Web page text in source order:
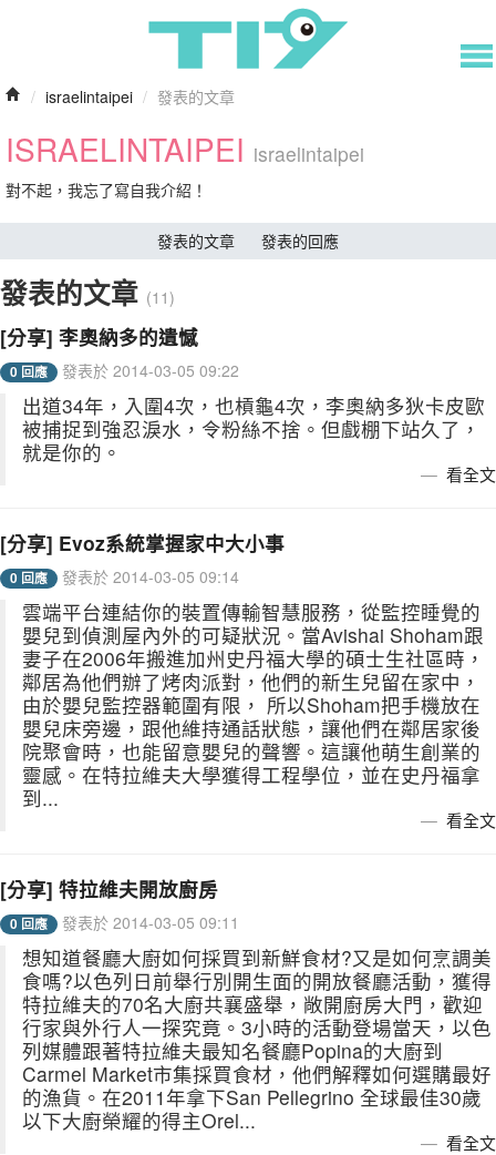
/ israelintaipei / 發表的文章
ISRAELINTAIPEI israelintaipei
對不起，我忘了寫自我介紹！
發表的文章 發表的回應
發表的文章 (11)
[分享] 李奧納多的遺憾
0 回應 發表於 2014-03-05 09:22
出道34年，入圍4次，也槓龜4次，李奧納多狄卡皮歐
被捕捉到強忍淚水，令粉絲不捨。但戲棚下站久了，
就是你的。
看全文
[分享] Evoz系統掌握家中大小事
0 回應 發表於 2014-03-05 09:14
雲端平台連結你的裝置傳輸智慧服務，從監控睡覺的
嬰兒到偵測屋內外的可疑狀況。當Avishai Shoham跟
妻子在2006年搬進加州史丹福大學的碩士生社區時，
鄰居為他們辦了烤肉派對，他們的新生兒留在家中，
由於嬰兒監控器範圍有限， 所以Shoham把手機放在
嬰兒床旁邊，跟他維持通話狀態，讓他們在鄰居家後
院聚會時，也能留意嬰兒的聲響。這讓他萌生創業的
靈感。在特拉維夫大學獲得工程學位，並在史丹福拿
到...
看全文
[分享] 特拉維夫開放廚房
0 回應 發表於 2014-03-05 09:11
想知道餐廳大廚如何採買到新鮮食材?又是如何烹調美
食嗎?以色列日前舉行別開生面的開放餐廳活動，獲得
特拉維夫的70名大廚共襄盛舉，敞開廚房大門，歡迎
行家與外行人一探究竟。3小時的活動登場當天，以色
列媒體跟著特拉維夫最知名餐廳Popina的大廚到
Carmel Market市集採買食材，他們解釋如何選購最好
的漁貨。在2011年拿下San Pellegrino 全球最佳30歲
以下大廚榮耀的得主Orel...
看全文